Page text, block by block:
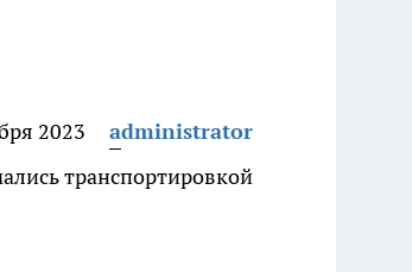
2023
administrator
транспортировкой